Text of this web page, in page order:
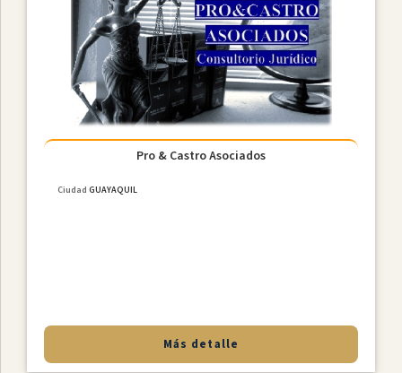
Pro & Castro Asociados
Ciudad GUAYAQUIL
Más detalle